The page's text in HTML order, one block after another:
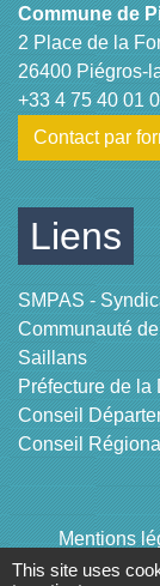
Commune de
2 Place de la
26400 Piégros-
+33 4 75 40 01
Contact par
Liens
SMPAS -
Communauté
Saillans
Préfecture de la
Conseil
Conseil
Mentions
Accessibilité
This site uses